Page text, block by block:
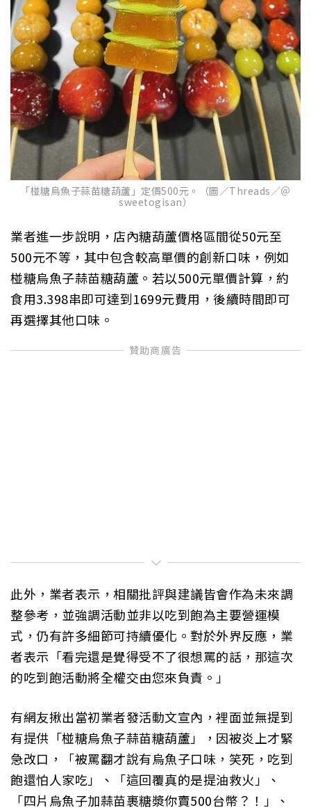
「椪糖烏魚子蒜苗糖葫蘆」定價500元。（圖／Threads／＠
sweetogisan）
業者進一步說明，店內糖葫蘆價格區間從50元至
500元不等，其中包含較高單價的創新口味，例如
椪糖烏魚子蒜苗糖葫蘆。若以500元單價計算，約
食用3.398串即可達到1699元費用，後續時間即可
再選擇其他口味。
此外，業者表示，相關批評與建議皆會作為未來調
整參考，並強調活動並非以吃到飽為主要營運模
式，仍有許多細節可持續優化。對於外界反應，業
者表示「看完還是覺得受不了很想罵的話，那這次
的吃到飽活動將全權交由您來負責。」
有網友揪出當初業者發活動文宣內，裡面並無提到
有提供「椪糖烏魚子蒜苗糖葫蘆」，因被炎上才緊
急改口，「被罵翻才說有烏魚子口味，笑死，吃到
飽還怕人家吃」、「這回覆真的是提油救火」、
「四片烏魚子加蒜苗裹糖漿你賣500台幣？！」、